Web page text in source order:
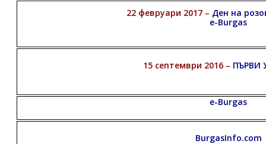
22 февруари 2017 – Ден на
e-Burgas
15 септември 2016 – ПЪРВИ
e-Burgas
BurgasInfo.com